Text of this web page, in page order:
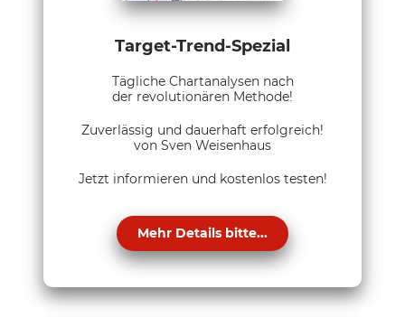
Target-Trend-Spezial
Tägliche Chartanalysen nach
der revolutionären Methode!
Zuverlässig und dauerhaft erfolgreich!
von Sven Weisenhaus
Jetzt informieren und kostenlos testen!
Mehr Details bitte...